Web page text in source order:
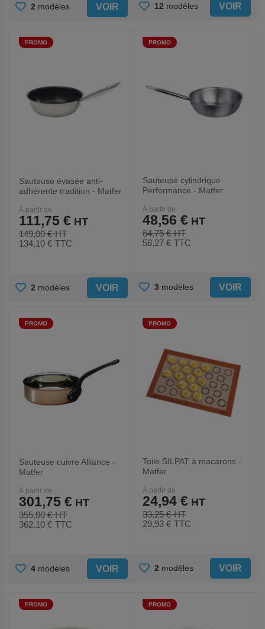
AJOUTER
FAVORIS
2 modèles VOIR AJOUTER
FAVORIS
12 modèles VOIR
PROMO
Sauteuse évasée anti-
adhérente tradition - Matfer
À partir de
149,00 €
111,75 €
134,10 € TTC
AJOUTER
FAVORIS
2 modèles VOIR
PROMO
Sauteuse cylindrique
Performance - Matfer
À partir de
64,75 €
48,56 €
58,27 € TTC
AJOUTER
FAVORIS
3 modèles VOIR
PROMO
Sauteuse cuivre Alliance -
Matfer
À partir de
355,00 €
301,75 €
362,10 € TTC
AJOUTER
FAVORIS
4 modèles VOIR
PROMO
Toile SILPAT à macarons -
Matfer
À partir de
33,25 €
24,94 €
29,93 € TTC
AJOUTER
FAVORIS
2 modèles VOIR
PROMO PROMO